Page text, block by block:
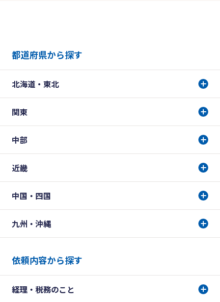
都道府県から探す
北海道・東北
関東
中部
近畿
中国・四国
九州・沖縄
依頼内容から探す
経理・税務のこと